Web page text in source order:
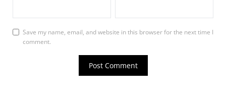
Save my name, email, and website in this browser for the next time I
comment.